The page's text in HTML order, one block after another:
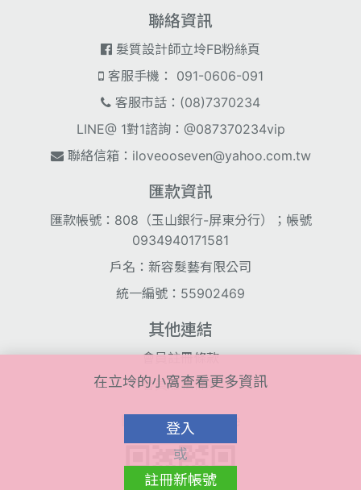
聯絡資訊
髮質設計師立坽FB粉絲頁
客服手機： 091-0606-091
客服市話：(08)7370234
LINE@ 1對1諮詢：@087370234vip
聯絡信箱： iloveooseven@yahoo.com.tw
匯款資訊
匯款帳號：808（玉山銀行-屏東分行）；帳號
0934940171581
戶名：新容髮藝有限公司
統一編號：55902469
其他連結
會員註冊條款
會員隱私條款
Line@ QR Code
在立坽的小窩查看更多資訊
登入
或
註冊新帳號